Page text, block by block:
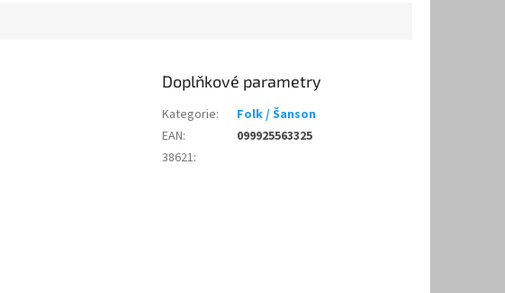
Doplňkové parametry
Kategorie:
Folk / Šanson
EAN:
099925563325
38621: